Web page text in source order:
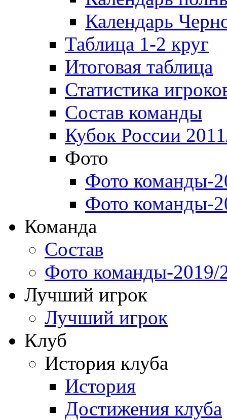
Календарь
Таблица 1-2 круг
Итоговая таблица
Статистика
Состав команды
Кубок России
Фото
Фото команды-
Фото команды-
Команда
Состав
Фото команды-2019/
Лучший игрок
Лучший игрок
Клуб
История клуба
История
Достижения клуба